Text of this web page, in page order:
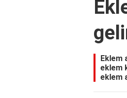
Eklem
eklem
eklem